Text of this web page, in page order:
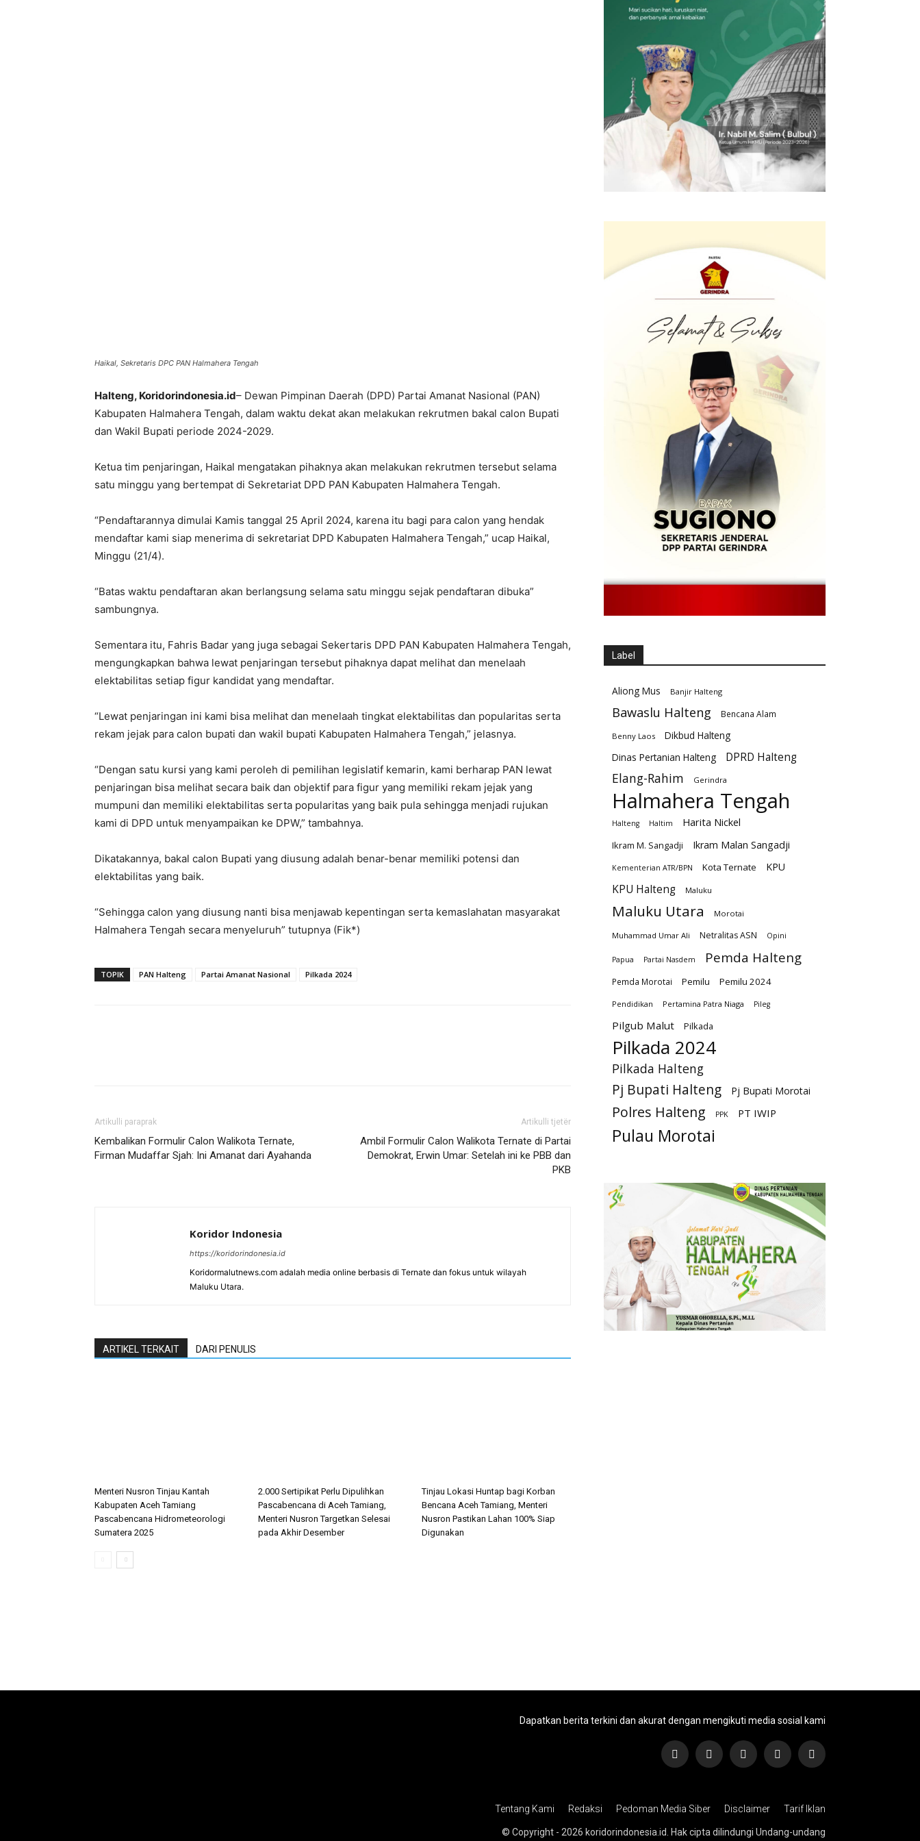
Haikal, Sekretaris DPC PAN Halmahera Tengah
Halteng, Koridorindonesia.id– Dewan Pimpinan Daerah (DPD) Partai Amanat Nasional (PAN)
Kabupaten Halmahera Tengah, dalam waktu dekat akan melakukan rekrutmen bakal calon Bupati
dan Wakil Bupati periode 2024-2029.
Ketua tim penjaringan, Haikal mengatakan pihaknya akan melakukan rekrutmen tersebut selama
satu minggu yang bertempat di Sekretariat DPD PAN Kabupaten Halmahera Tengah.
“Pendaftarannya dimulai Kamis tanggal 25 April 2024, karena itu bagi para calon yang hendak
mendaftar kami siap menerima di sekretariat DPD Kabupaten Halmahera Tengah,” ucap Haikal,
Minggu (21/4).
“Batas waktu pendaftaran akan berlangsung selama satu minggu sejak pendaftaran dibuka”
sambungnya.
Sementara itu, Fahris Badar yang juga sebagai Sekertaris DPD PAN Kabupaten Halmahera Tengah,
mengungkapkan bahwa lewat penjaringan tersebut pihaknya dapat melihat dan menelaah
elektabilitas setiap figur kandidat yang mendaftar.
“Lewat penjaringan ini kami bisa melihat dan menelaah tingkat elektabilitas dan popularitas serta
rekam jejak para calon bupati dan wakil bupati Kabupaten Halmahera Tengah,” jelasnya.
“Dengan satu kursi yang kami peroleh di pemilihan legislatif kemarin, kami berharap PAN lewat
penjaringan bisa melihat secara baik dan objektif para figur yang memiliki rekam jejak yang
mumpuni dan memiliki elektabilitas serta popularitas yang baik pula sehingga menjadi rujukan
kami di DPD untuk menyampaikan ke DPW,” tambahnya.
Dikatakannya, bakal calon Bupati yang diusung adalah benar-benar memiliki potensi dan
elektabilitas yang baik.
“Sehingga calon yang diusung nanti bisa menjawab kepentingan serta kemaslahatan masyarakat
Halmahera Tengah secara menyeluruh” tutupnya (Fik*)
TOPIK PAN Halteng Partai Amanat Nasional Pilkada 2024
Artikulli paraprak
Kembalikan Formulir Calon Walikota Ternate,
Firman Mudaffar Sjah: Ini Amanat dari Ayahanda
Artikulli tjetër
Ambil Formulir Calon Walikota Ternate di Partai
Demokrat, Erwin Umar: Setelah ini ke PBB dan
PKB
Koridor Indonesia
https://koridorindonesia.id
Koridormalutnews.com adalah media online berbasis di Ternate dan fokus untuk wilayah
Maluku Utara.
ARTIKEL TERKAIT DARI PENULIS
Menteri Nusron Tinjau Kantah
Kabupaten Aceh Tamiang
Pascabencana Hidrometeorologi
Sumatera 2025
2.000 Sertipikat Perlu Dipulihkan
Pascabencana di Aceh Tamiang,
Menteri Nusron Targetkan Selesai
pada Akhir Desember
Tinjau Lokasi Huntap bagi Korban
Bencana Aceh Tamiang, Menteri
Nusron Pastikan Lahan 100% Siap
Digunakan
Label
Aliong Mus Banjir Halteng
Bawaslu Halteng Bencana Alam
Benny Laos
Dikbud Halteng
Dinas Pertanian Halteng
DPRD Halteng
Elang-Rahim Gerindra
Halmahera Tengah
Halteng Haltim Harita Nickel
Ikram M. Sangadji Ikram Malan Sangadji
Kementerian ATR/BPN Kota Ternate KPU
KPU Halteng Maluku
Maluku Utara Morotai
Muhammad Umar Ali Netralitas ASN Opini
Papua Partai Nasdem Pemda Halteng
Pemda Morotai Pemilu Pemilu 2024
Pendidikan Pertamina Patra Niaga Pileg
Pilgub Malut Pilkada
Pilkada 2024
Pilkada Halteng
Pj Bupati Halteng Pj Bupati Morotai
Polres Halteng PPK PT IWIP
Pulau Morotai
Dapatkan berita terkini dan akurat dengan mengikuti media sosial kami
Tentang Kami Redaksi Pedoman Media Siber Disclaimer Tarif Iklan
© Copyright - 2026 koridorindonesia.id. Hak cipta dilindungi Undang-undang